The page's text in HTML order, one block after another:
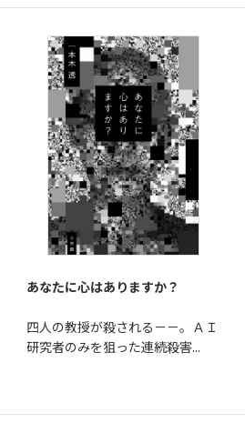
あなたに心はありますか？
四人の教授が殺される－－。ＡＩ
研究者のみを狙った連続殺害...